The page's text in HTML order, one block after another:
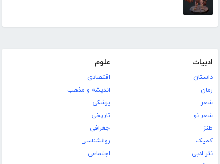
ادبیات
داستان
رمان
شعر
شعر نو
طنز
کمیک
نثر ادبی
علوم
اقتصادی
اندیشه و مذهب
پزشکی
تاریخی
جغرافی
روانشناسی
اجتماعی